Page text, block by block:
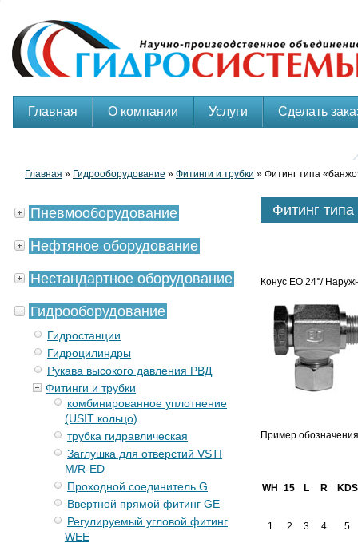
Главная О компании Услуги Сделать
Главная » Гидрооборудование » Фитинги и трубки » Фитинг типа
Фитинг
Конус EO 24°/
Пример
WH 15 L R KDS
1 2 3 4 5
Пневмооборудование
Нефтяное оборудование
Нестандартное оборудование
Гидрооборудование
Гидростанции
Гидроцилиндры
Рукава высокого давления РВД
Фитинги и трубки
комбинированное уплотнение
(USIT кольцо)
трубка гидравлическая
Заглушка для отверстий VSTI
M/R-ED
Проходной соединитель G
Ввертной прямой фитинг GE
Регулируемый угловой фитинг
WEE